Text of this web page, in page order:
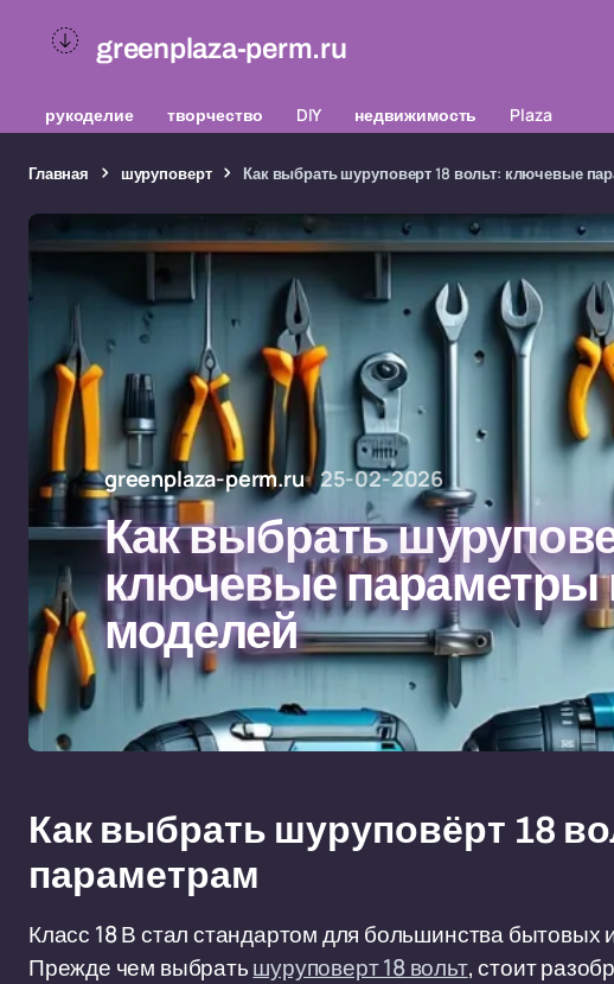
greenplaza-perm.ru
рукоделие творчество DIY недвижимость Plaza
Главная шуруповерт Как выбрать шуруповерт 18 вольт: ключевые
greenplaza-perm.ru 25-02-2026
Как выбрать
ключевые параметры
моделей
Как выбрать шуруповёрт 18
параметрам
Класс 18 В стал стандартом для большинства
Прежде чем выбратьшуруповерт 18 вольт, стоит